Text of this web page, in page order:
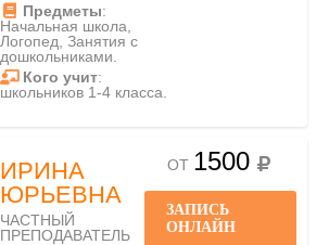
Предметы:
Начальная школа,
Логопед, Занятия с
дошкольниками.
Кого учит:
школьников 1-4 класса.
ИРИНА
ЮРЬЕВНА
ЧАСТНЫЙ
ПРЕПОДАВАТЕЛЬ
ОТ 1500
ЗАПИСЬ
ОНЛАЙН